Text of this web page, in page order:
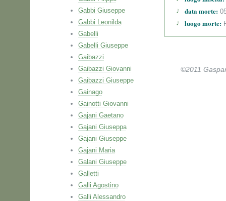
Gabbi Giuseppe
Gabbi Leonilda
Gabelli
Gabelli Giuseppe
Gaibazzi
Gaibazzi Giovanni
Gaibazzi Giuseppe
Gainago
Gainotti Giovanni
Gajani Gaetano
Gajani Giuseppa
Gajani Giuseppe
Gajani Maria
Galani Giuseppe
Galletti
Galli Agostino
Galli Alessandro
data morte:
luogo morte:
©2011